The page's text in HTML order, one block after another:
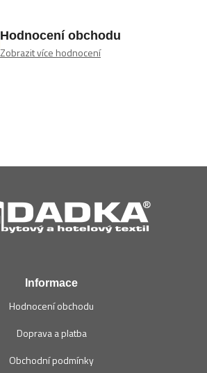
Hodnocení obchodu
Zobrazit více hodnocení
Informace
Hodnocení obchodu
Doprava a platba
Obchodní podmínky